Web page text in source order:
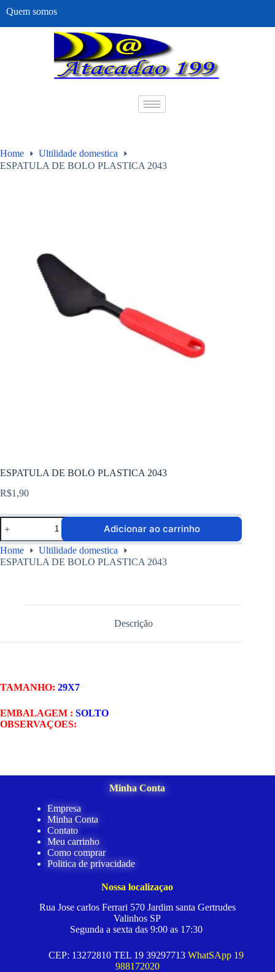
Quem somos
Home
Ultilidade domestica
ESPATULA DE BOLO PLASTICA 2043
ESPATULA DE BOLO PLASTICA 2043
R$1,90
Adicionar ao carrinho
Home
Ultilidade domestica
ESPATULA DE BOLO PLASTICA 2043
Descrição
TAMANHO: 29X7
EMBALAGEM : SOLTO
OBSERVAÇOES:
Minha Conta
Empresa
Minha Conta
Contato
Meu carrinho
Como comprar
Politica de privacidade
Nossa localizaçao
Rua Jose carlos Ferrari 570 Jardim santa Gertrudes
Valinhos SP
Segunda a sexta das 9:00 as 17:30
CEP: 13272810 TEL 19 39297713 WhatSApp 19
988172020